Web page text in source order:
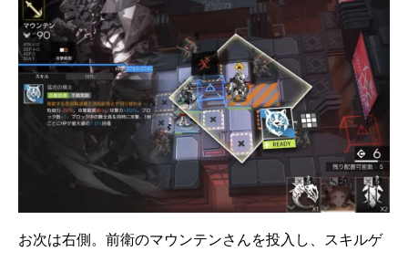
お次は右側。前衛のマウンテンさんを投入し、スキルゲ